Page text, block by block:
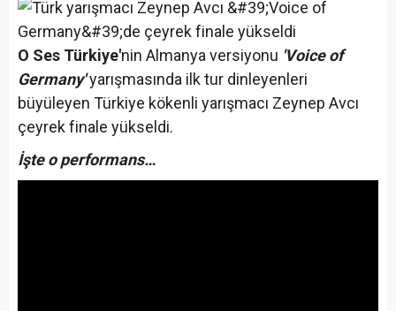
O Ses Türkiye'nin Almanya versiyonu 'Voice of
Germany'yarışmasında ilk tur dinleyenleri
büyüleyen Türkiye kökenli yarışmacı Zeynep Avcı
çeyrek finale yükseldi.
İşte o performans…